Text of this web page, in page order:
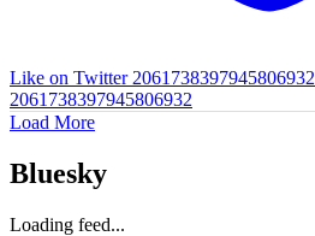
Like on Twitter 2061738397945806932
2061738397945806932
Load More
Bluesky
Loading feed...